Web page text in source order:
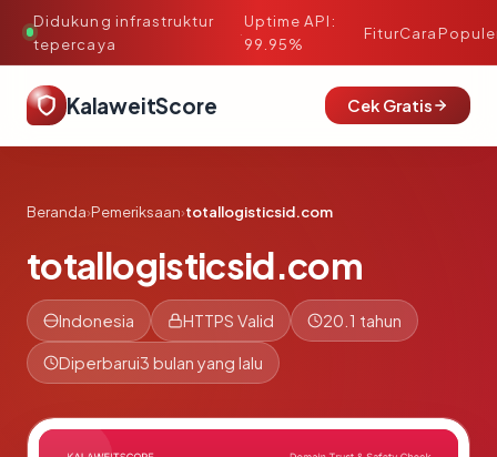
Didukung infrastruktur
tepercaya
·
Uptime API:
99.95%
FiturCara
KalaweitScore Cek Gratis
Beranda›Pemeriksaan›totallogisticsid.com
totallogisticsid.com
Indonesia HTTPS Valid 20.1 tahun
Diperbarui3 bulan yang lalu